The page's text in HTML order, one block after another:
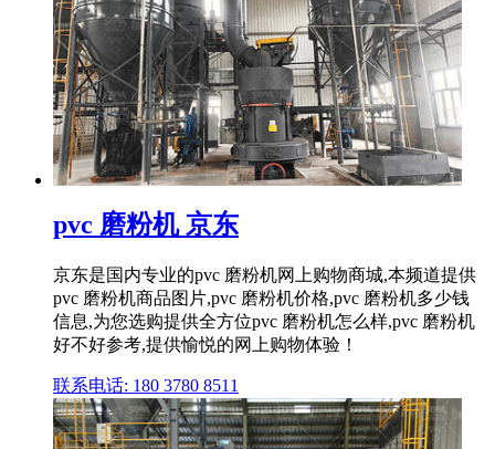
pvc 磨粉机 京东
京东是国内专业的pvc 磨粉机网上购物商城,本频道提供
pvc 磨粉机商品图片,pvc 磨粉机价格,pvc 磨粉机多少钱
信息,为您选购提供全方位pvc 磨粉机怎么样,pvc 磨粉机
好不好参考,提供愉悦的网上购物体验！
联系电话: 180 3780 8511